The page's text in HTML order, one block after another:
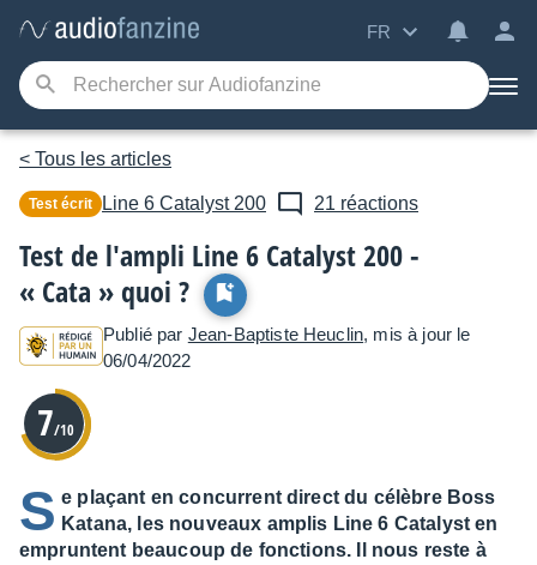
FR
< Tous les articles
Test écrit Line 6 Catalyst 200 21 réactions
Test de l'ampli Line 6 Catalyst 200 -
« Cata » quoi ?
Publié par Jean-Baptiste Heuclin, mis à jour le
06/04/2022
7/10
S e plaçant en concurrent direct du célèbre Boss
Katana, les nouveaux amplis Line 6 Catalyst en
empruntent beaucoup de fonctions. Il nous reste à